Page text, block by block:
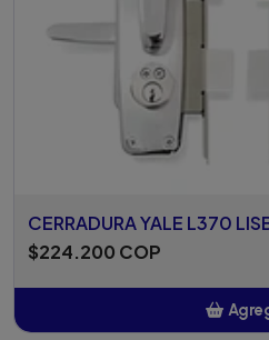
CERRADURA YALE L370
$224.200 COP